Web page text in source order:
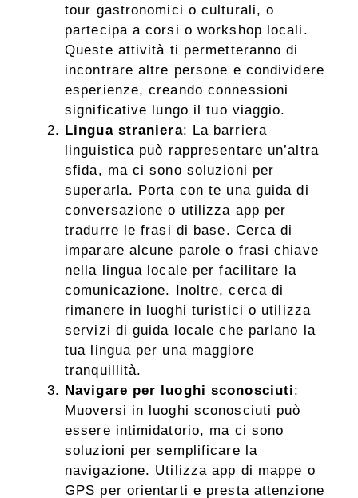
tour gastronomici o culturali, o
partecipa a corsi o workshop locali.
Queste attività ti permetteranno di
incontrare altre persone e condividere
esperienze, creando connessioni
significative lungo il tuo viaggio.
Lingua straniera: La barriera
linguistica può rappresentare un’altra
sfida, ma ci sono soluzioni per
superarla. Porta con te una guida di
conversazione o utilizza app per
tradurre le frasi di base. Cerca di
imparare alcune parole o frasi chiave
nella lingua locale per facilitare la
comunicazione. Inoltre, cerca di
rimanere in luoghi turistici o utilizza
servizi di guida locale che parlano la
tua lingua per una maggiore
tranquillità.
Navigare per luoghi sconosciuti:
Muoversi in luoghi sconosciuti può
essere intimidatorio, ma ci sono
soluzioni per semplificare la
navigazione. Utilizza app di mappe o
GPS per orientarti e presta attenzione